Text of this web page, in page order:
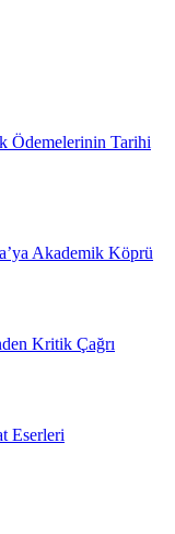
Ödemelerinin Tarihi
Akademik Köprü
Kritik Çağrı
Eserleri